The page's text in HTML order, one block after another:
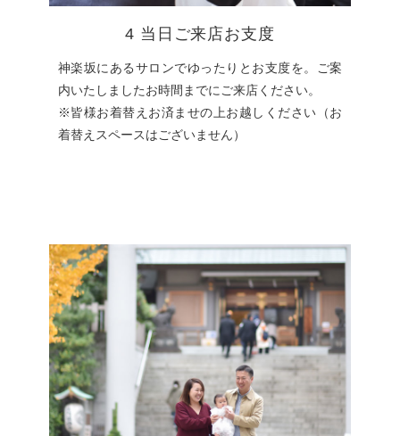
4 当日ご来店お支度
神楽坂にあるサロンでゆったりとお支度を。ご案
内いたしましたお時間までにご来店ください。
※皆様お着替えお済ませの上お越しください（お
着替えスペースはございません）